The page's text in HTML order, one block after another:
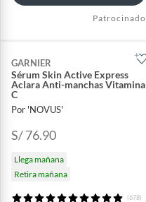
Patrocinado
GARNIER
Sérum Skin Active Express
Aclara Anti-manchas Vitamina
C
Por 'NOVUS'
S/ 76.90
Llega mañana
Retira mañana
(678)